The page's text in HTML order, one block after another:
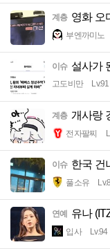
계층 영화 오
부엔까미노
이슈 설사가
고도비만 Lv.91
계층 개사랑
전자팔찌
이슈 한국 건
풀소유
연예 유나
입사 Lv.94